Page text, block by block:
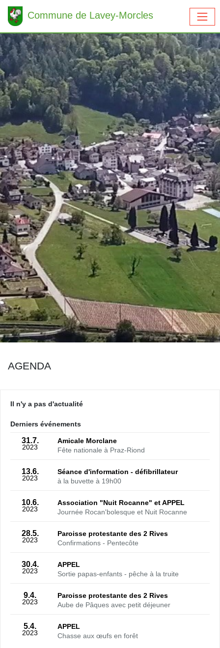
Commune de Lavey-Morcles
AGENDA
Il n'y a pas d'actualité
Derniers événements
31.7.
2023
Amicale Morclane
Fête nationale à Praz-Riond
13.6.
2023
Séance d'information - défibrillateur
à la buvette à 19h00
10.6.
2023
Association "Nuit Rocanne" et APPEL
Journée Rocan'bolesque et Nuit Rocanne
28.5.
2023
Paroisse protestante des 2 Rives
Confirmations - Pentecôte
30.4.
2023
APPEL
Sortie papas-enfants - pêche à la truite
9.4.
2023
Paroisse protestante des 2 Rives
Aube de Pâques avec petit déjeuner
5.4.
2023
APPEL
Chasse aux œufs en forêt